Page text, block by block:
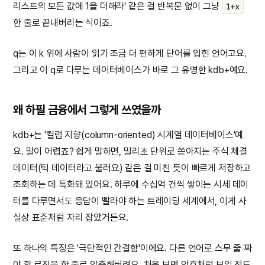
리스트의 모든 값에 1을 더해라' 같은 걸 반복문 없이 그냥
1+x
한 줄로 끝내버리는 식이죠.
q는 이 k 위에 사람이 읽기 조금 더 편하게 단어를 입힌 언어고요.
그리고 이 q로 다루는 데이터베이스가 바로 그 유명한 kdb+예요.
왜 하필 금융에서 그렇게 쓰였을까
kdb+는 '컬럼 지향(column-oriented) 시계열 데이터베이스'예
요. 말이 어렵죠? 쉽게 말하면, 밀리초 단위로 쏟아지는 주식 체결
데이터(틱 데이터라고 불러요) 같은 걸 미친 듯이 빠르게 저장하고
조회하는 데 특화돼 있어요. 하루에 수십억 건씩 쌓이는 시세 데이
터를 다루면서도 응답이 빨라야 하는 트레이딩 세계에서, 이게 사
실상 표준처럼 자리 잡았거든요.
또 하나의 특징은 '극단적인 간결함'이에요. 다른 언어로 스무 줄 짜